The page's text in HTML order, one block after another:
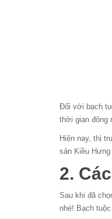
Đối với bạch
thời gian đông
Hiện nay, thị
sản Kiều
2.
Sau khi đã
nhé! Bạch